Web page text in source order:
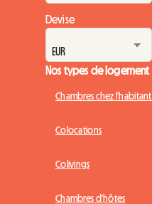
Devise
Nos types de logement
Chambres chez l'habitant
Colocations
Colivings
Chambres d'hôtes